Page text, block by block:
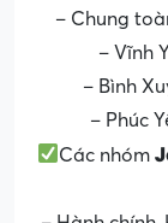
– Chung
– Vĩnh
– Bình
– Phúc
Các nhóm